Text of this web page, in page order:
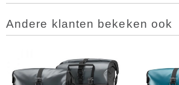
Andere klanten bekeken ook